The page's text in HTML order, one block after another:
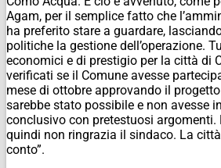
Agam, per il semplice fatto che
ha preferito stare a guardare,
politiche la gestione dell’operazione.
economici e di prestigio per la città di
verificati se il Comune avesse
mese di ottobre approvando il
sarebbe stato possibile e non avesse
conclusivo con pretestuosi argomenti.
quindi non ringrazia il sindaco. La
conto”.